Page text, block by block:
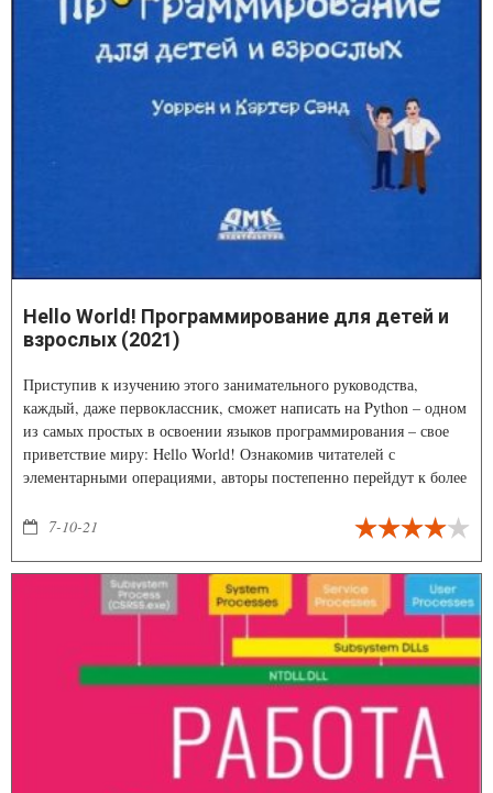
Hello World! Программирование для детей и
взрослых (2021)
Приступив к изучению этого занимательного руководства,
каждый, даже первоклассник, сможет написать на Python – одном
из самых простых в освоении языков программирования – свое
приветствие миру: Hello World! Ознакомив читателей с
элементарными операциями, авторы постепенно перейдут к более
7-10-21